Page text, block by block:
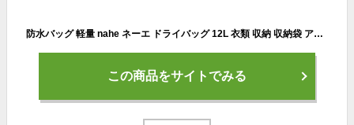
防水バッグ 軽量 nahe ネーエ ドライバッグ 12L 衣類 収納 収納袋 アウトドア 普段使い ジム サウナ はっ水加工 4色 耐久性 おしゃれ 中国 旅行 キャンプ 釣り 登山 コンパクト プール 海水浴 ナイロン 靴 スリッパ スタッフバッグ
この商品をサイトでみる